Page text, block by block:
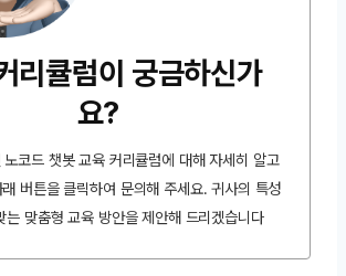
리큘럼이 궁금하신가
요?
노코드 챗봇 교육 커리큘럼에 대해 자세히 알고
버튼을 클릭하여 문의해 주세요. 귀사의 특성
는 맞춤형 교육 방안을 제안해 드리겠습니다